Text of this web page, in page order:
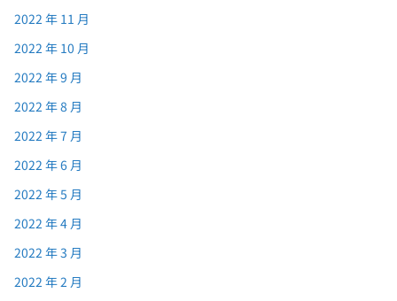
2022 年 11 月
2022 年 10 月
2022 年 9 月
2022 年 8 月
2022 年 7 月
2022 年 6 月
2022 年 5 月
2022 年 4 月
2022 年 3 月
2022 年 2 月